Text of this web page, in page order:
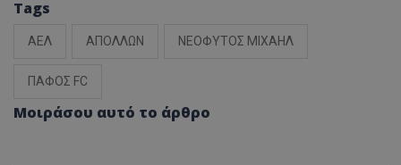
Tags
ΑΕΛ ΑΠΟΛΛΩΝ ΝΕΟΦΥΤΟΣ ΜΙΧΑΗΛ
ΠΑΦΟΣ FC
Μοιράσου αυτό το άρθρο